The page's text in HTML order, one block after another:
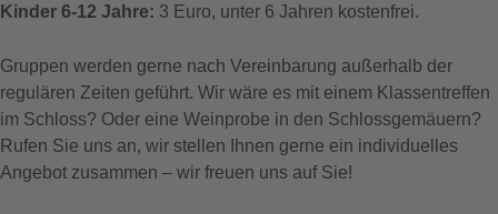
Kinder 6-12 Jahre: 3 Euro, unter 6 Jahren kostenfrei.
Gruppen werden gerne nach Vereinbarung außerhalb der
regulären Zeiten geführt. Wir wäre es mit einem Klassentreffen
im Schloss? Oder eine Weinprobe in den Schlossgemäuern?
Rufen Sie uns an, wir stellen Ihnen gerne ein individuelles
Angebot zusammen – wir freuen uns auf Sie!